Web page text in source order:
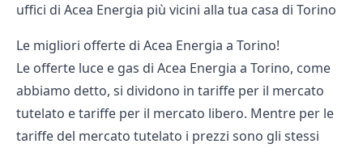
uffici di Acea Energia più vicini alla tua casa di Torino
Le migliori offerte di Acea Energia a Torino!
Le offerte luce e gas di Acea Energia a Torino, come
abbiamo detto, si dividono in tariffe per il mercato
tutelato e tariffe per il mercato libero. Mentre per le
tariffe del mercato tutelato i prezzi sono gli stessi